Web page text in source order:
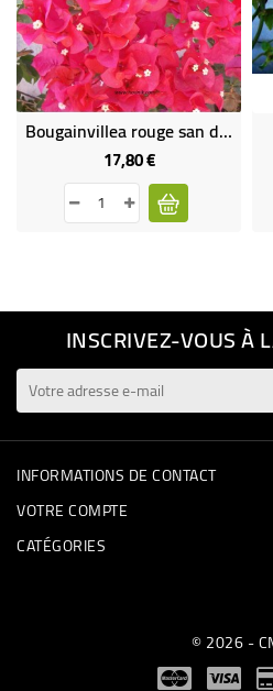
Bougainvillea rouge san diego
17,80 €Prix
INSCRIVEZ-VOUS À
INFORMATIONS DE CONTACT
VOTRE COMPTE
CATÉGORIES
© 2026 -